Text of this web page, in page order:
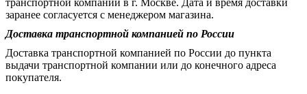
транспортной компании в г. Москве. Дата и время доставки
заранее согласуется с менеджером магазина.
Доставка транспортной компанией по России
Доставка транспортной компанией по России до пункта
выдачи транспортной компании или до конечного адреса
покупателя.